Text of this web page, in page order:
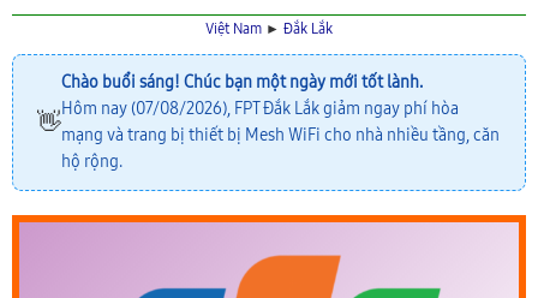
Việt Nam ► Đắk Lắk
👋
Chào buổi sáng! Chúc bạn một ngày mới tốt lành.
Hôm nay (07/08/2026), FPT Đắk Lắk giảm ngay phí hòa
mạng và trang bị thiết bị Mesh WiFi cho nhà nhiều tầng, căn
hộ rộng.